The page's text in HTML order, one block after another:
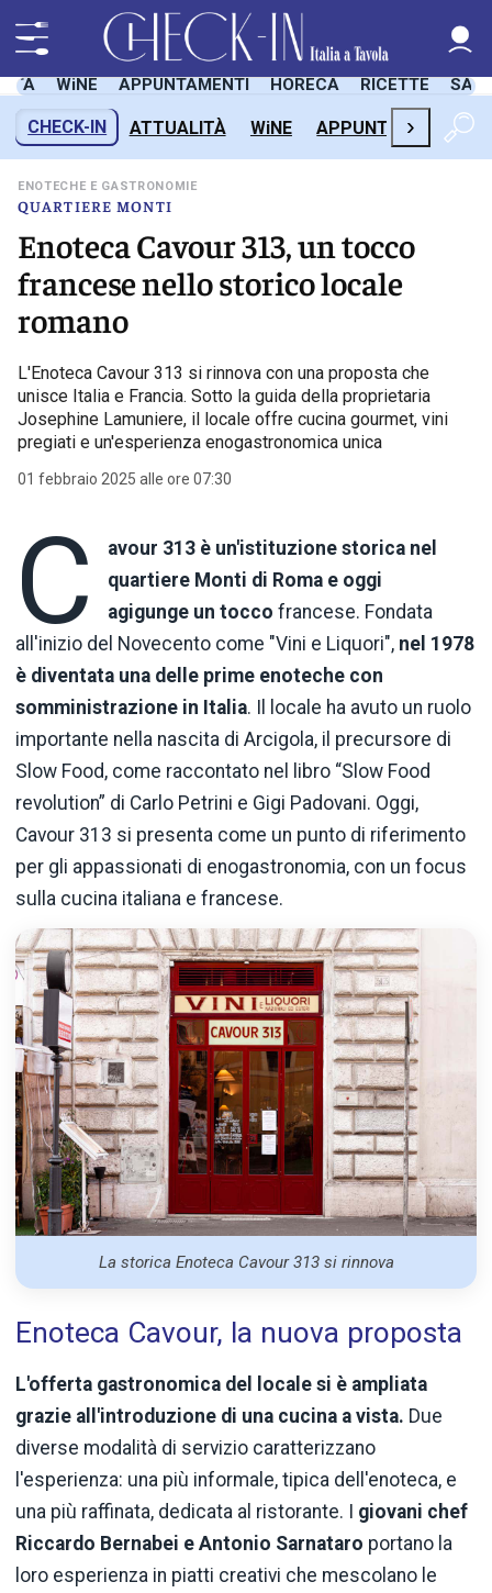
WiNE APPUNTAMENTI HORECA RICETTE
CHECK-IN ATTUALITÀ WiNE APPUNTAMENTI
›
QUARTIERE MONTI
ENOTECHE E GASTRONOMIE
Enoteca Cavour 313, un tocco
francese nello storico locale
romano
L'Enoteca Cavour 313 si rinnova con una proposta che
unisce Italia e Francia. Sotto la guida della proprietaria
Josephine Lamuniere, il locale offre cucina gourmet, vini
pregiati e un'esperienza enogastronomica unica
01 febbraio 2025 alle ore 07:30
C avour 313 è un'istituzione storica nel
quartiere Monti di Roma e oggi
agigunge un toccofrancese. Fondata
all'inizio del Novecento come "Vini e Liquori", nel 1978
è diventata una delle prime enoteche con
somministrazione in Italia. Il locale ha avuto un ruolo
importante nella nascita di Arcigola, il precursore di
Slow Food, come raccontato nel libro “Slow Food
revolution” di Carlo Petrini e Gigi Padovani. Oggi,
Cavour 313 si presenta come un punto di riferimento
per gli appassionati di enogastronomia, con un focus
sulla cucina italiana e francese.
La storica Enoteca Cavour 313 si rinnova
Enoteca Cavour, la nuova proposta
L'offerta gastronomica del locale si è ampliata
grazie all'introduzione di una cucina a vista. Due
diverse modalità di servizio caratterizzano
l'esperienza: una più informale, tipica dell'enoteca, e
una più raffinata, dedicata al ristorante. I giovani chef
Riccardo Bernabei e Antonio Sarnataro portano la
loro esperienza in piatti creativi che mescolano le